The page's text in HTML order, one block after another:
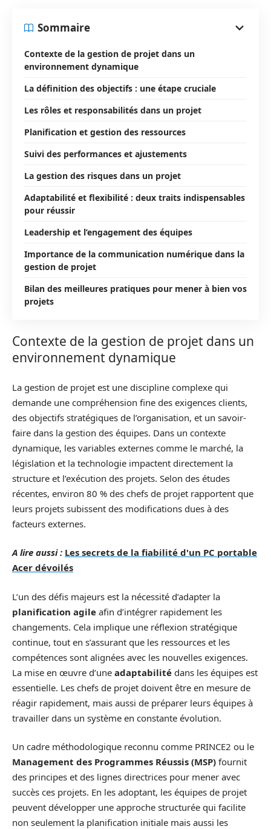
Sommaire
Contexte de la gestion de projet dans un
environnement dynamique
La définition des objectifs : une étape cruciale
Les rôles et responsabilités dans un projet
Planification et gestion des ressources
Suivi des performances et ajustements
La gestion des risques dans un projet
Adaptabilité et flexibilité : deux traits indispensables
pour réussir
Leadership et l’engagement des équipes
Importance de la communication numérique dans la
gestion de projet
Bilan des meilleures pratiques pour mener à bien vos
projets
Contexte de la gestion de projet dans un
environnement dynamique
La gestion de projet est une discipline complexe qui
demande une compréhension fine des exigences clients,
des objectifs stratégiques de l’organisation, et un savoir-
faire dans la gestion des équipes. Dans un contexte
dynamique, les variables externes comme le marché, la
législation et la technologie impactent directement la
structure et l’exécution des projets. Selon des études
récentes, environ 80 % des chefs de projet rapportent que
leurs projets subissent des modifications dues à des
facteurs externes.
A lire aussi : Les secrets de la fiabilité d'un PC portable
Acer dévoilés
L’un des défis majeurs est la nécessité d’adapter la
planification agile afin d’intégrer rapidement les
changements. Cela implique une réflexion stratégique
continue, tout en s’assurant que les ressources et les
compétences sont alignées avec les nouvelles exigences.
La mise en œuvre d’une adaptabilité dans les équipes est
essentielle. Les chefs de projet doivent être en mesure de
réagir rapidement, mais aussi de préparer leurs équipes à
travailler dans un système en constante évolution.
Un cadre méthodologique reconnu comme PRINCE2 ou le
Management des Programmes Réussis (MSP) fournit
des principes et des lignes directrices pour mener avec
succès ces projets. En les adoptant, les équipes de projet
peuvent développer une approche structurée qui facilite
non seulement la planification initiale mais aussi les